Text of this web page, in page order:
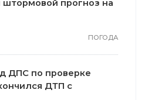
штормовой прогноз на
ПОГОДА
ДПС по проверке
ДТП с